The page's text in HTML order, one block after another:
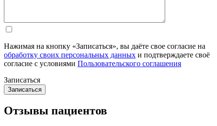
Нажимая на кнопку «Записаться», вы даёте свое согласие на
обработку своих персональных данных и подтверждаете своё
согласие с условиями Пользовательского соглашения
Записаться
Отзывы пациентов